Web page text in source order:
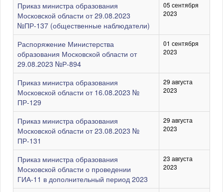
Приказ министра образования
Московской области от 29.08.2023
№ПР-137 (общественные наблюдатели)
05 сентября
2023
Распоряжение Министерства
образования Московской области от
29.08.2023 №Р-894
01 сентября
2023
Приказ министра образования
Московской области от 16.08.2023 №
ПР-129
29 августа
2023
Приказ министра образования
Московской области от 23.08.2023 №
ПР-131
29 августа
2023
Приказ министра образования
Московской области о проведении
ГИА-11 в дополнительный период 2023
23 августа
2023